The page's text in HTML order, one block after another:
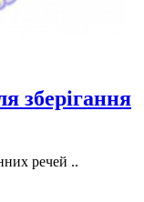
зберігання
речей ..